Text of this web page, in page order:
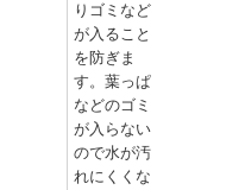
りゴミなど
が入ること
を防ぎま
す。葉っぱ
などのゴミ
が入らない
ので水が汚
れにくくな